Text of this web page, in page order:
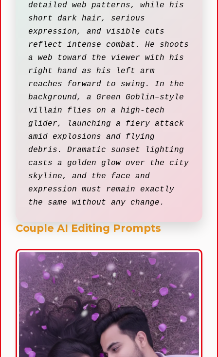
detailed web patterns, while his
short dark hair, serious
expression, and visible cuts
reflect intense combat. He shoots
a web toward the viewer with his
right hand as his left arm
reaches forward to swing. In the
background, a Green Goblin–style
villain flies on a high-tech
glider, launching a fiery attack
amid explosions and flying
debris. Dramatic sunset lighting
casts a golden glow over the city
skyline, and the face and
expression must remain exactly
the same without any change.
Couple AI Editing Prompts